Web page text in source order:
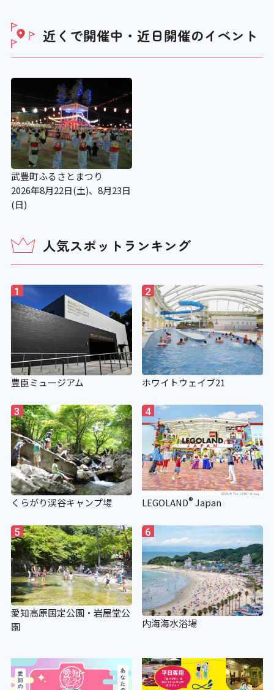
補助犬の入場可
×
補助犬用のトイレ
×
階段手すり点字シート
〇
視覚障がい者誘導用ブロック
近くで開催中・近日開催のイベント
武豊町ふるさとまつり
2026年8月22日(土)、8月23日
(日)
人気スポットランキング
1
豊臣ミュージアム
2
ホワイトウェイブ21
3
くらがり渓谷キャンプ場
4
LEGOLAND®Japan
5
愛知高原国定公園・岩屋堂公
園
6
内海海水浴場